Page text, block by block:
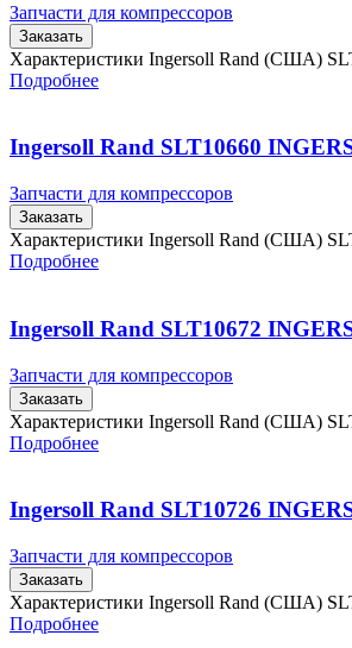
Запчасти для компрессоров
Заказать
Характеристики Ingersoll Rand (США)
Подробнее
Ingersoll Rand SLT10660
Запчасти для компрессоров
Заказать
Характеристики Ingersoll Rand (США)
Подробнее
Ingersoll Rand SLT10672
Запчасти для компрессоров
Заказать
Характеристики Ingersoll Rand (США)
Подробнее
Ingersoll Rand SLT10726
Запчасти для компрессоров
Заказать
Характеристики Ingersoll Rand (США)
Подробнее